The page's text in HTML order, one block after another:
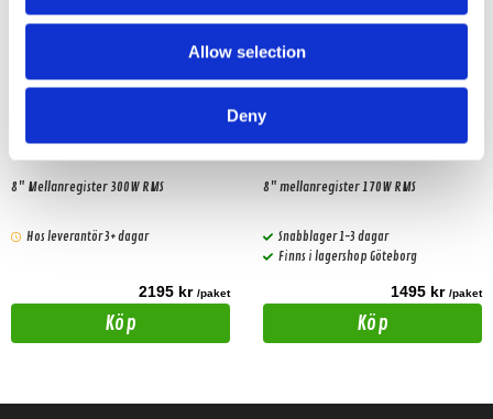
Allow selection
Deny
8" Mellanregister 300W RMS
Hos leverantör 3+ dagar
2195 kr /paket
Köp
8" mellanregister 170W RMS
Snabblager 1-3 dagar
Finns i lagershop Göteborg
1495 kr /paket
Köp